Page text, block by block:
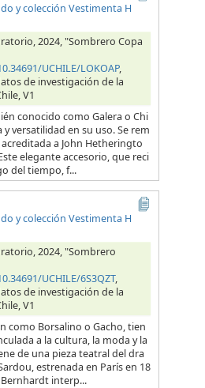
y colección Vestimenta H
2024, "Sombrero Copa
UCHILE/LOKOAP,
de investigación de la
V1
conocido como Galera o Chi
versatilidad en su uso. Se rem
a John Hetheringto
elegante accesorio, que reci
del tiempo, f...
y colección Vestimenta H
2024, "Sombrero
UCHILE/6S3QZT,
de investigación de la
V1
como Borsalino o Gacho, tien
a la cultura, la moda y la
de una pieza teatral del dra
estrenada en París en 18
Bernhardt interp...